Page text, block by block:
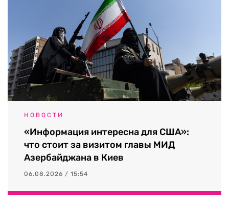
НОВОСТИ
«Информация интересна для США»:
что стоит за визитом главы МИД
Азербайджана в Киев
06.08.2026 / 15:54